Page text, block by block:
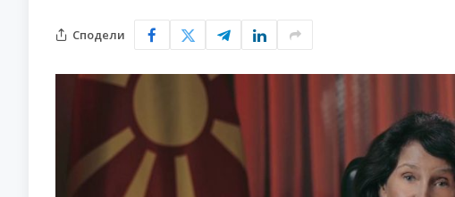
Сподели